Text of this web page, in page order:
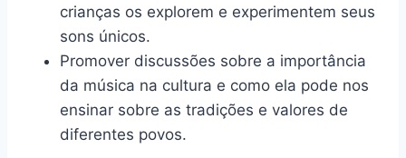
crianças os explorem e experimentem seus
sons únicos.
Promover discussões sobre a importância
da música na cultura e como ela pode nos
ensinar sobre as tradições e valores de
diferentes povos.